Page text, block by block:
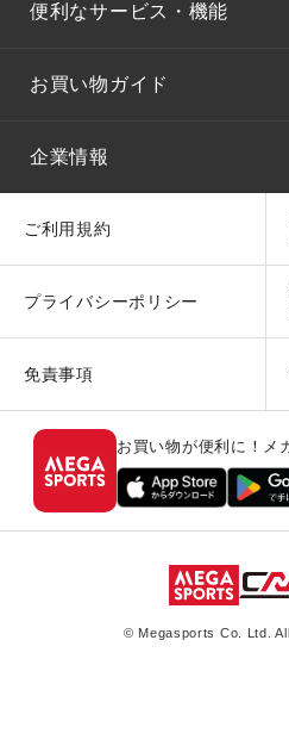
便利なサービス・機能
お買い物ガイド
企業情報
ご利用規約
プライバシーポリシー
免責事項
お買い物が便利に！メ
© Megasports Co. Ltd.